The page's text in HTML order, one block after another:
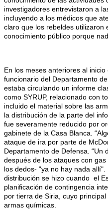
investigadores entrevistaron a
incluyendo a los médicos que
claro que los rebeldes utilizaron
conocimiento público porque
En los meses anteriores al
funcionario del Departamento
estaba circulando un informe
como SYRUP, relacionado con
incluido el material sobre las
la distribución de la parte del
fue severamente reducido por
gabinete de la Casa Blanca.
ataque de ira por parte de
Departamento de Defensa. “Un
después de los ataques con
los dedos- “ya no hay nada
distribución se hizo cuando el
planificación de contingencia
por tierra de Siria, cuyo
armas químicas.